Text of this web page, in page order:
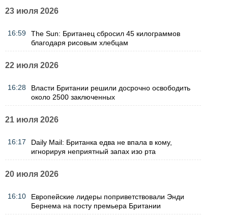
23 июля 2026
16:59
The Sun: Британец сбросил 45 килограммов
благодаря рисовым хлебцам
22 июля 2026
16:28
Власти Британии решили досрочно освободить
около 2500 заключенных
21 июля 2026
16:17
Daily Mail: Британка едва не впала в кому,
игнорируя неприятный запах изо рта
20 июля 2026
16:10
Европейские лидеры поприветствовали Энди
Бернема на посту премьера Британии